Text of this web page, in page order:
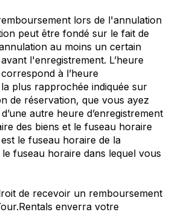
lors de l'annulation
peut être fondé sur le fait de
au moins un certain
l'enregistrement. L’heure
à l’heure
la plus rapprochée indiquée sur
de réservation, que vous ayez
autre heure d’enregistrement
des biens et le fuseau horaire
est le fuseau horaire de la
fuseau horaire dans lequel vous
de recevoir un remboursement
enverra votre